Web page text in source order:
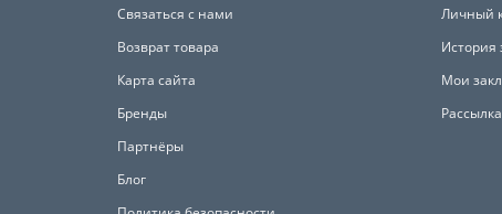
Связаться с нами
Возврат товара
Карта сайта
Бренды
Партнёры
Блог
Личный
История
Мои